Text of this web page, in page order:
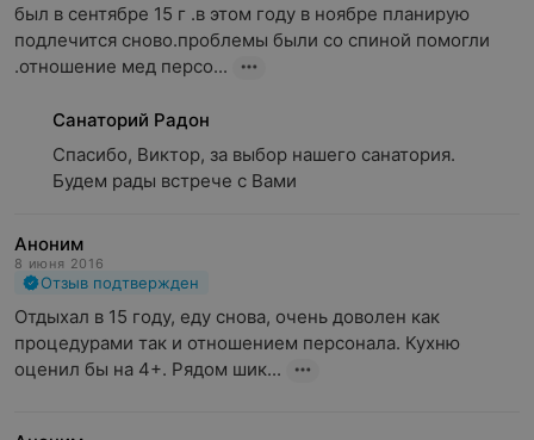
был в сентябре 15 г .в этом году в ноябре планирую
подлечится сново.проблемы были со спиной помогли
.отношение мед персо...
Санаторий Радон
Спасибо, Виктор, за выбор нашего санатория.
Будем рады встрече с Вами
Аноним
8 июня 2016
Отзыв подтвержден
Отдыхал в 15 году, еду снова, очень доволен как
процедурами так и отношением персонала. Кухню
оценил бы на 4+. Рядом шик...